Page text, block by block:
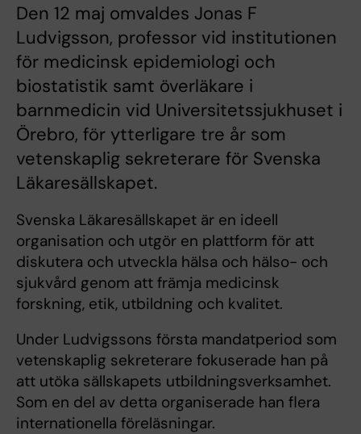
Den 12 maj omvaldes Jonas F
Ludvigsson, professor vid institutionen
för medicinsk epidemiologi och
biostatistik samt överläkare i
barnmedicin vid Universitetssjukhuset i
Örebro, för ytterligare tre år som
vetenskaplig sekreterare för Svenska
Läkaresällskapet.
Svenska Läkaresällskapet är en ideell
organisation och utgör en plattform för att
diskutera och utveckla hälsa och hälso- och
sjukvård genom att främja medicinsk
forskning, etik, utbildning och kvalitet.
Under Ludvigssons första mandatperiod som
vetenskaplig sekreterare fokuserade han på
att utöka sällskapets utbildningsverksamhet.
Som en del av detta organiserade han flera
internationella föreläsningar.